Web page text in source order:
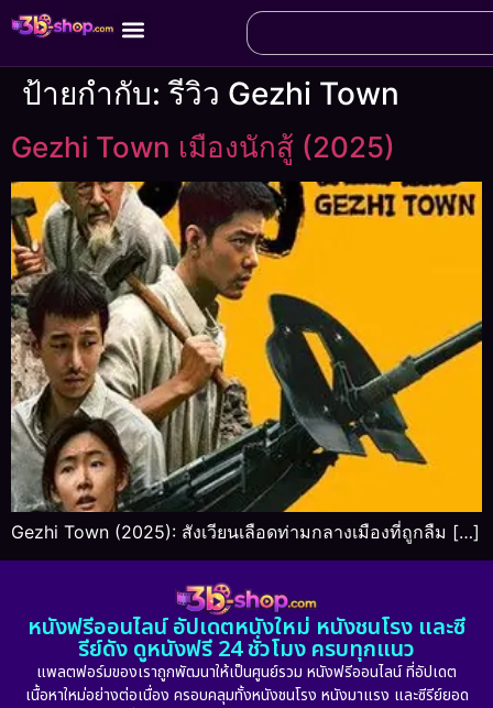
ป้ายกำกับ:รีวิว Gezhi Town
Gezhi Town เมืองนักสู้ (2025)
Gezhi Town (2025): สังเวียนเลือดท่ามกลางเมืองที่ถูกลืม […]
หนังฟรีออนไลน์ อัปเดตหนังใหม่ หนังชนโรง และซี
รีย์ดัง ดูหนังฟรี 24 ชั่วโมง ครบทุกแนว
แพลตฟอร์มของเราถูกพัฒนาให้เป็นศูนย์รวม หนังฟรีออนไลน์ ที่อัปเดต
เนื้อหาใหม่อย่างต่อเนื่อง ครอบคลุมทั้งหนังชนโรง หนังมาแรง และซีรีย์ยอด